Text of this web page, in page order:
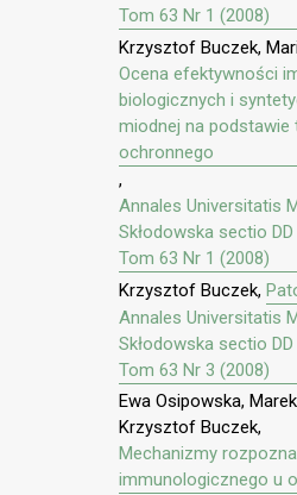
Tom 63 Nr 1 (2008)
Krzysztof Buczek,
Ocena efektywności
biologicznych i
miodnej na podstawie
ochronnego
,
Annales Universitatis
Skłodowska sectio
Tom 63 Nr 1 (2008)
Krzysztof Buczek,
Annales Universitatis
Skłodowska sectio
Tom 63 Nr 3 (2008)
Ewa Osipowska,
Krzysztof Buczek,
Mechanizmy
immunologicznego u